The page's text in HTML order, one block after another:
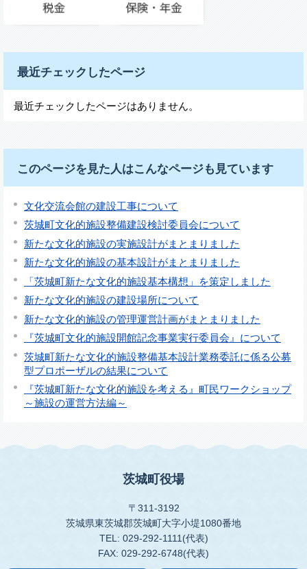
最近チェックしたページ
最近チェックしたページはありません。
このページを見た人はこんなページも見ています
文化交流会館の建設工事について
茨城町文化的施設整備建設検討委員会について
新たな文化的施設の実施設計がまとまりました
新たな文化的施設の基本設計がまとまりました
「茨城町新たな文化的施設基本構想」を策定しました
新たな文化的施設の建設場所について
新たな文化的施設の管理運営計画がまとまりました
『茨城町文化的施設開館記念事業実行委員会』について
茨城町新たな文化的施設整備基本設計業務委託に係る公募
型プロポーザルの結果について
『茨城町新たな文化的施設を考える』町民ワークショップ
～施設の運営方法編～
茨城町役場
〒311-3192
茨城県東茨城郡茨城町大字小堤1080番地
TEL: 029-292-1111(代表)
FAX: 029-292-6748(代表)